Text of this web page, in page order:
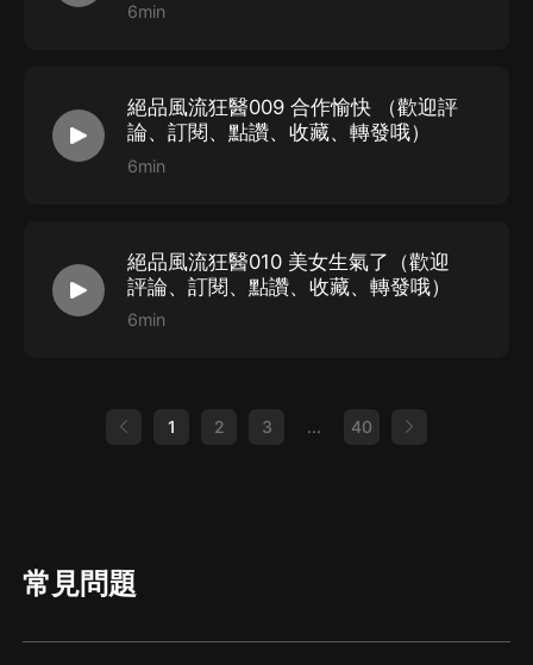
6min
絕品風流狂醫009 合作愉快 （歡迎評
論、訂閱、點讚、收藏、轉發哦）
6min
絕品風流狂醫010 美女生氣了（歡迎
評論、訂閱、點讚、收藏、轉發哦）
6min
1 2 3 ... 40
常見問題